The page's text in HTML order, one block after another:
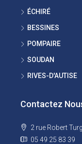
ÉCHIRÉ
BESSINES
POMPAIRE
SOUDAN
RIVES-D'AUTISE
Contactez
2 rue Robert
05 49 25 83 39